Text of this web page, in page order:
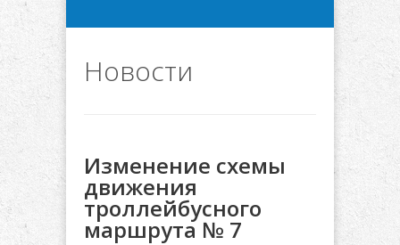
Новости
Изменение схемы
движения
троллейбусного
маршрута № 7